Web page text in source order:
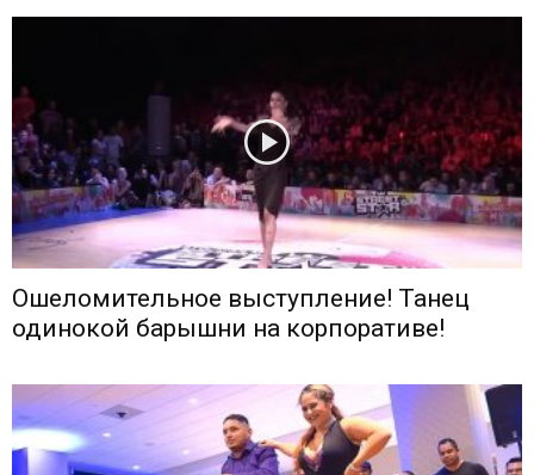
Ошеломительное выступление! Танец
одинокой барышни на корпоративе!